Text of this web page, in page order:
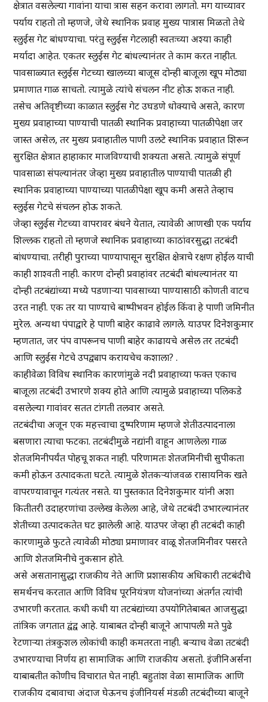
क्षेत्रात वसलेल्या गावांना याचा त्रास सहन करावा लागतो. मग याच्यावर
पर्याय राहतो तो म्हणजे, जेथे स्थानिक प्रवाह मुख्य पात्रास मिळतो तेथे
स्लुईस गेट बांधण्याचा. परंतु स्लुईस गेटलाही स्वतःच्या अश्या काही
मर्यादा आहेत. एकतर स्लुईस गेट बांधल्यानंतर ते काम करत नाहीत.
पावसाळ्यात स्लुईस गेटच्या खालच्या बाजूस दोन्ही बाजूला खूप मोठ्या
प्रमाणात गाळ साचतो. त्यामुळे त्यांचे संचलन नीट होऊ शकत नाही.
तसेच अतिवृष्टीच्या काळात स्लुईस गेट उघडणे धोक्याचे असते, कारण
मुख्य प्रवाहाच्या पाण्याची पातळी स्थानिक प्रवाहाच्या पातळीपेक्षा जर
जास्त असेल, तर मुख्य प्रवाहातील पाणी उलटे स्थानिक प्रवाहात शिरून
सुरक्षित क्षेत्रात हाहाकार माजविण्याची शक्यता असते. त्यामुळे संपूर्ण
पावसाळा संपल्यानंतर जेव्हा मुख्य प्रवाहातील पाण्याची पातळी ही
स्थानिक प्रवाहाच्या पाण्याच्या पातळीपेक्षा खूप कमी असते तेव्हाच
स्लुईस गेटचे संचलन होऊ शकते.
जेव्हा स्लुईस गेटच्या वापरावर बंधने येतात, त्यावेळी आणखी एक पर्याय
शिल्लक राहतो तो म्हणजे स्थानिक प्रवाहाच्या काठांवरसुद्धा तटबंदी
बांधण्याचा. तरीही पुराच्या पाण्यापासून सुरक्षित क्षेत्राचे रक्षण होईल याची
काही शाश्वती नाही. कारण दोन्ही प्रवाहांवर तटबंदी बांधल्यानंतर या
दोन्ही तटबंद्यांच्या मध्ये पडणाऱ्या पावसाच्या पाण्यासाठी कोणती वाटच
उरत नाही. एक तर या पाण्याचे बाष्पीभवन होईल किंवा हे पाणी जमिनीत
मुरेल. अन्यथा पंपाद्वारे हे पाणी बाहेर काढावे लागले. याउपर दिनेशकुमार
म्हणतात, जर पंप वापरूनच पाणी बाहेर काढायचे असेल तर तटबंदी
आणि स्लुईस गेटचे उपद्व्याप करायचेच कशाला? .
काहीवेळा विविध स्थानिक कारणांमुळे नदी प्रवाहाच्या फक्त एकाच
बाजूला तटबंदी उभारणे शक्य होते आणि त्यामुळे प्रवाहाच्या पलिकडे
वसलेल्या गावांवर सतत टांगती तलवार असते.
तटबंदीचा अजून एक महत्त्वाचा दुष्परिणाम म्हणजे शेतीउत्पादनाला
बसणारा त्याचा फटका. तटबंदीमुळे नद्यांनी वाहून आणलेला गाळ
शेतजमिनीपर्यंत पोहचू शकत नाही. परिणामतः शेतजमिनीची सुपीकता
कमी होऊन उत्पादकता घटते. त्यामुळे शेतकऱ्यांजवळ रासायनिक खते
वापरण्यावाचून गत्यंतर नसते. या पुस्तकात दिनेशकुमार यांनी अशा
कितीतरी उदाहरणांचा उल्लेख केलेला आहे, जेथे तटबंदी उभारल्यानंतर
शेतीच्या उत्पादकतेत घट झालेली आहे. याउपर जेव्हा ही तटबंदी काही
कारणामुळे फुटते त्यावेळी मोठ्या प्रमाणावर वाळू शेतजमिनीवर पसरते
आणि शेतजमिनीचे नुकसान होते.
असे असतानासुद्धा राजकीय नेते आणि प्रशासकीय अधिकारी तटबंदीचे
समर्थनच करतात आणि विविध पूरनियंत्रण योजनांच्या अंतर्गत त्यांची
उभारणी करतात. कधी कधी या तटबंद्यांच्या उपयोगितेबाबत आजसुद्धा
तांत्रिक जगतात द्वंद्व आहे. याबाबत दोन्ही बाजूने आपापली मते पुढे
रेटणाऱ्या तंत्रकुशल लोकांची काही कमतरता नाही. बऱ्याच वेळा तटबंदी
उभारण्याचा निर्णय हा सामाजिक आणि राजकीय असतो. इंजीनिअर्सना
याबाबतीत कोणीच विचारात घेत नाही. बहुतांश वेळा सामाजिक आणि
राजकीय दबावाचा अंदाज घेऊनच इंजीनियर्स मंडळी तटबंदीच्या बाजूने